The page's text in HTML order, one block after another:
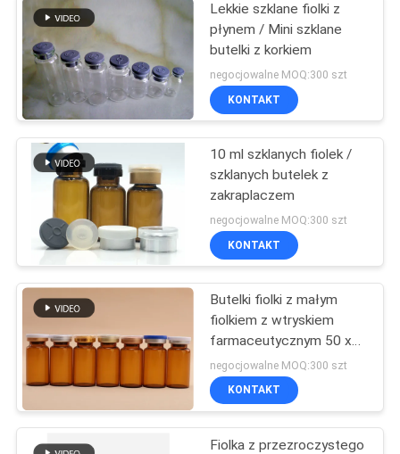
10ml fiolka pola
Bezpieczeństwo
Hologram naklejki
27
Opakowanie
farmaceutyczne
Lekkie szklane fiolki z
płynem / Mini szklane
butelki z korkiem
negocjowalne MOQ:300 szt
KONTAKT
10 ml szklanych fiolek /
szklanych butelek z
zakraplaczem
negocjowalne MOQ:300 szt
KONTAKT
Butelki fiolki z małym
fiolkiem z wtryskiem
farmaceutycznym 50 x
22 mm z różnymi
objętościami
negocjowalne MOQ:300 szt
KONTAKT
Fiolka z przezroczystego